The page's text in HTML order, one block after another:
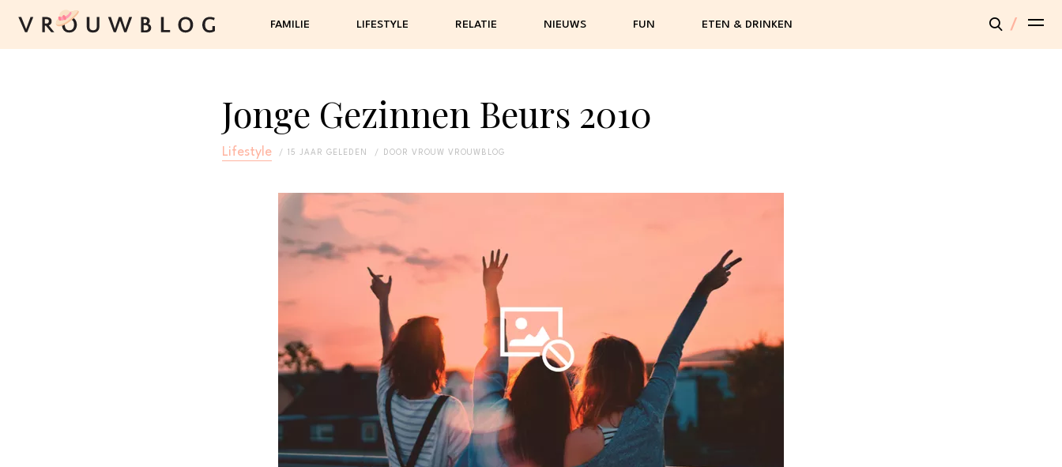
FAMILIE LIFESTYLE RELATIE NIEUWS FUN ETEN & DRINKEN
Jonge Gezinnen Beurs 2010
Lifestyle 15 JAAR GELEDEN DOOR VROUW VROUWBLOG